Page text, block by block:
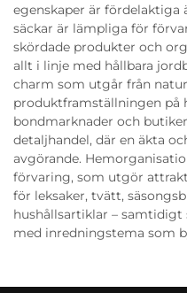
egenskaper är fördelaktiga
säckar är lämpliga för
skördade produkter och
allt i linje med hållbara
charm som utgår från
produktframställningen på
bondmarknader och
detaljhandel, där en äkta
avgörande.
förvaring, som utgör
för leksaker, tvätt,
hushållsartiklar – samtidigt
med inredningstema som